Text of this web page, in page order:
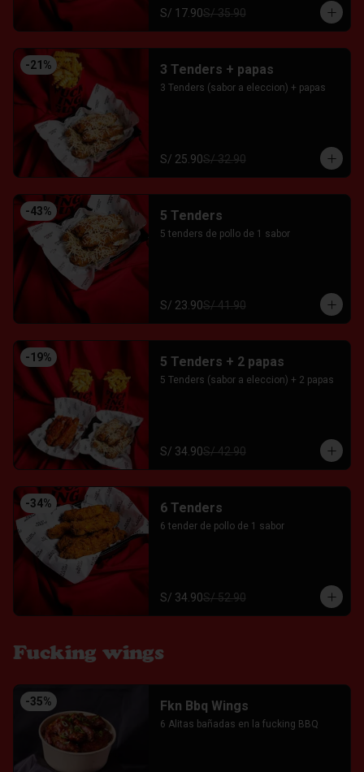
S/ 17.90S/ 35.90
-21 % 3 Tenders + papas
3 Tenders (sabor a eleccion) + papas
S/ 25.90S/ 32.90
-43% 5 Tenders
5 tenders de pollo de 1 sabor
S/ 23.90S/ 41.90
-19% 5 Tenders + 2 papas
5 Tenders (sabor a eleccion) + 2 papas
S/ 34.90S/ 42.90
-34% 6 Tenders
6 tender de pollo de 1 sabor
S/ 34.90S/ 52.90
Fucking wings
-35% Fkn Bbq Wings
6 Alitas bañadas en la fucking BBQ